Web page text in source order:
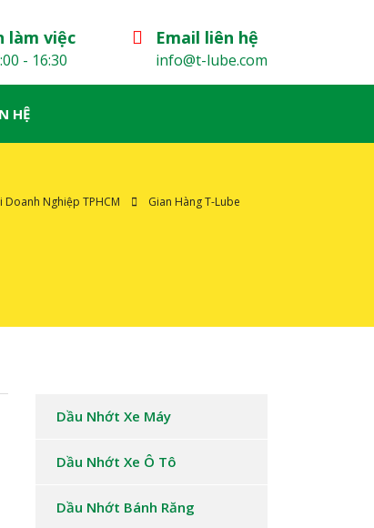
Email liên hệ
info@t-lube.com
làm việc
- 16:30
HỆ
Nghiệp TPHCM Gian Hàng T-Lube
Dầu Nhớt Xe Máy
Dầu Nhớt Xe Ô Tô
Dầu Nhớt Bánh Răng